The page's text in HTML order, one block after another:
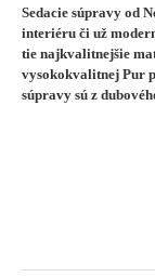
Sedacie súpravy od
interiéru či už
tie najkvalitnejšie
vysokokvalitnej Pur
súpravy sú z